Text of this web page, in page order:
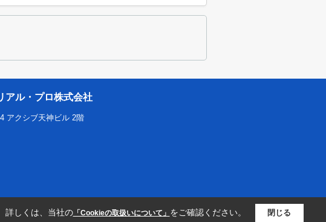
アル・プロ株式会社
アクシブ天神ビル 2階
詳しくは、当社の「Cookieの取扱いについて」 をご確認ください。 閉じる